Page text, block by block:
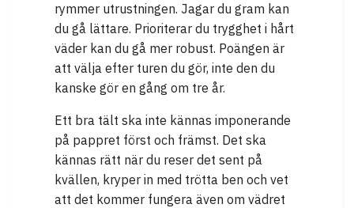
rymmer utrustningen. Jagar du gram kan
du gå lättare. Prioriterar du trygghet i hårt
väder kan du gå mer robust. Poängen är
att välja efter turen du gör, inte den du
kanske gör en gång om tre år.
Ett bra tält ska inte kännas imponerande
på pappret först och främst. Det ska
kännas rätt när du reser det sent på
kvällen, kryper in med trötta ben och vet
att det kommer fungera även om vädret